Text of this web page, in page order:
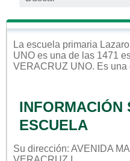
La escuela primaria
UNO es una de las 1471
VERACRUZ UNO. Es una
INFORMACIÓN
ESCUELA
Su dirección: AVENIDA